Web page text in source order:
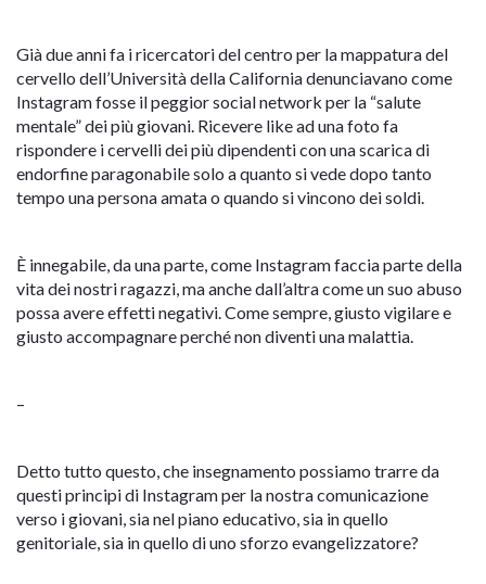
Già due anni fa i ricercatori del centro per la mappatura del
cervello dell’Università della California denunciavano come
Instagram fosse il peggior social network per la “salute
mentale” dei più giovani. Ricevere like ad una foto fa
rispondere i cervelli dei più dipendenti con una scarica di
endorfine paragonabile solo a quanto si vede dopo tanto
tempo una persona amata o quando si vincono dei soldi.
È innegabile, da una parte, come Instagram faccia parte della
vita dei nostri ragazzi, ma anche dall’altra come un suo abuso
possa avere effetti negativi. Come sempre, giusto vigilare e
giusto accompagnare perché non diventi una malattia.
–
Detto tutto questo, che insegnamento possiamo trarre da
questi principi di Instagram per la nostra comunicazione
verso i giovani, sia nel piano educativo, sia in quello
genitoriale, sia in quello di uno sforzo evangelizzatore?